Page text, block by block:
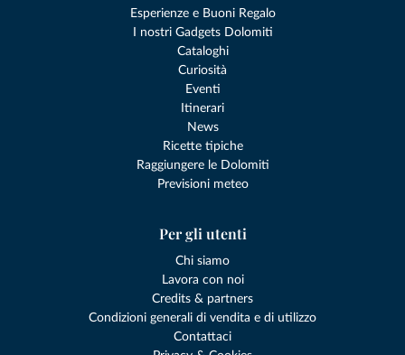
Esperienze e Buoni Regalo
I nostri Gadgets Dolomiti
Cataloghi
Curiosità
Eventi
Itinerari
News
Ricette tipiche
Raggiungere le Dolomiti
Previsioni meteo
Per gli utenti
Chi siamo
Lavora con noi
Credits & partners
Condizioni generali di vendita e di utilizzo
Contattaci